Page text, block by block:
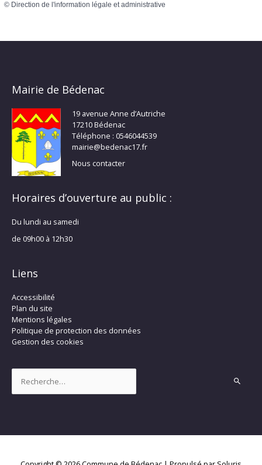
© Direction de l'information légale et administrative
Mairie de Bédenac
19 avenue Anne d’Autriche
17210 Bédenac
Téléphone : 0546044539
mairie@bedenac17.fr
Nous contacter
Horaires d’ouverture au public :
Du lundi au samedi
de 09h00 à 12h30
Liens
Accessibilité
Plan du site
Mentions légales
Politique de protection des données
Gestion des cookies